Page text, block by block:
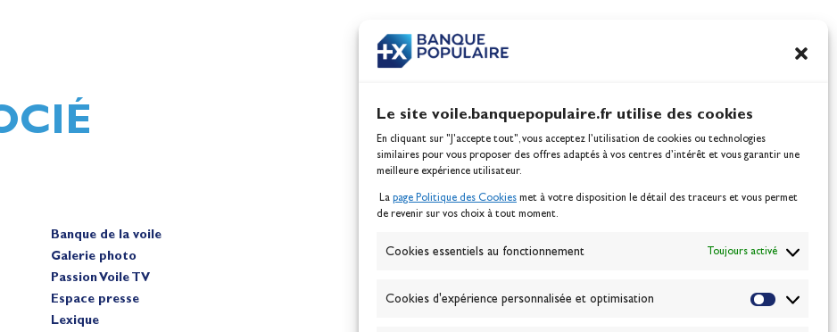
Le site voile.banquepopulaire.fr utilise des cookies
En cliquant sur "J'accepte tout", vous acceptez l’utilisation de cookies ou technologies
similaires pour vous proposer des offres adaptés à vos centres d’intérêt et vous garantir une
meilleure expérience utilisateur.
La page Politique des Cookies met à votre disposition le détail des traceurs et vous permet
de revenir sur vos choix à tout moment.
Cookies essentiels au fonctionnement Toujours activé
Cookies d'expérience personnalisée et optimisation
Berthomieu, vice-championnes
100% Glisse - Écoles
Banque de la voile
Galerie photo
Passion Voile TV
Espace presse
Lexique
ABONNEZ-VOUS